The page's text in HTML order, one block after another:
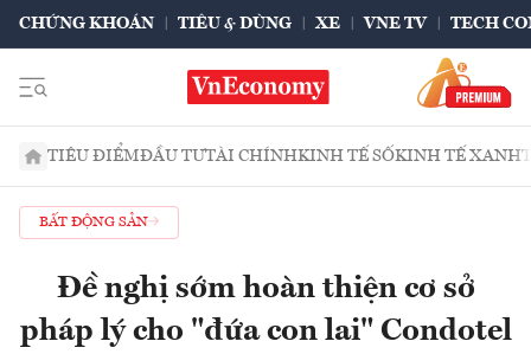
CHỨNG KHOÁN TIÊU & DÙNG XE VNE TV TECH
TIÊU ĐIỂMĐẦU TƯTÀI CHÍNHKINH TẾ SỐKINH TẾ XANH
BẤT ĐỘNG SẢN
Đề nghị sớm hoàn thiện cơ sở
pháp lý cho "đứa con lai" Condotel